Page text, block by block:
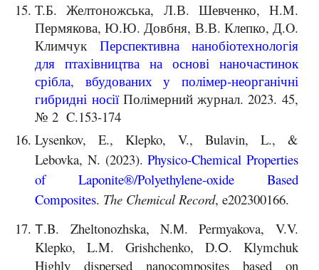
T.Б. Желтоножська, Л.В. Шевченко, Н.M.
Пермякова, Ю.Ю. Довбня, В.В. Клепко, Д.O.
Климчук Перспективна нанобіотехнологія
для птахівництва на основі наночастинок
срібла, вбудованих у полімер-неорганічні
гибридні носіїПолімерний журнал. 2023. 45,
№ 2 C.153-174
Lysenkov, E., Klepko, V., Bulavin, L., &
Lebovka, N. (2023).Physico‐Chemical Properties
of Laponite®/Polyethylene‐oxide Based
Composites. The Chemical Record, e202300166.
Т.B. Zheltonozhska, N.М. Permyakova, V.V.
Klepko, L.M. Grishchenko, D.О. Klymchuk
Highly dispersed nanocomposites based on